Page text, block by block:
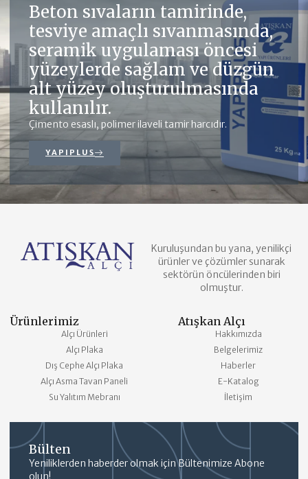
Beton sıvaların tamirinde,
tesviye amaçlı sıvanmasında,
seramik uygulaması öncesi
yüzeylerde sağlam ve düzgün
alt yüzey oluşturulmasında
kullanılır.
Çimento esaslı, polimer ilaveli tamir harcıdır.
YAPIPLUS
Kuruluşundan bu yana, yenilikçi
ürünler ve çözümler sunarak
sektörün öncülerinden biri
olmuştur.
Ürünlerimiz
Alçı Ürünleri
Alçı Plaka
Dış Cephe Alçı Plaka
Alçı Asma Tavan Paneli
Su Yalıtım Mebranı
Atışkan Alçı
Hakkımızda
Belgelerimiz
Haberler
E-Katalog
İletişim
Bülten
Yeniliklerden haberder olmak için Bültenimize Abone
olun!